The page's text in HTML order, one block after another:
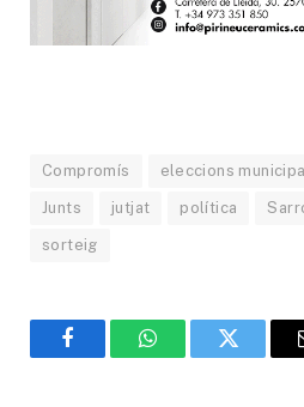
Compromís eleccions
Junts jutjat política
sorteig
FacebookWhatsAppTwitter